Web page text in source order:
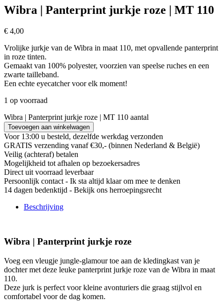
Wibra | Panterprint jurkje roze | MT 110
€ 4,00
Vrolijke jurkje van de Wibra in maat 110, met opvallende panterprint
in roze tinten.
Gemaakt van 100% polyester, voorzien van speelse ruches en een
zwarte tailleband.
Een echte eyecatcher voor elk moment!
1 op voorraad
Wibra | Panterprint jurkje roze | MT 110 aantal
Toevoegen aan winkelwagen
Voor 13:00 u besteld, dezelfde werkdag verzonden
GRATIS verzending vanaf €30,- (binnen Nederland & België)
Veilig (achteraf) betalen
Mogelijkheid tot afhalen op bezoekersadres
Direct uit voorraad leverbaar
Persoonlijk contact - Ik sta altijd klaar om mee te denken
14 dagen bedenktijd - Bekijk ons herroepingsrecht
Beschrijving
Wibra | Panterprint jurkje roze
Voeg een vleugje jungle-glamour toe aan de kledingkast van je
dochter met deze leuke panterprint jurkje roze van de Wibra in maat
110.
Deze jurk is perfect voor kleine avonturiers die graag stijlvol en
comfortabel voor de dag komen.